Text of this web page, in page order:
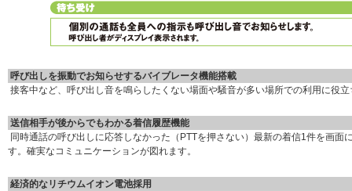
呼び出しを振動でお知らせするバイブレータ機能搭載
接客中など、呼び出し音を鳴らしたくない場面や騒音が多い場所での利用に役立
送信相手が後からでもわかる着信履歴機能
同時通話の呼び出しに応答しなかった（PTTを押さない）最新の着信1件を画面
す。確実なコミュニケーションが図れます。
経済的なリチウムイオン電池採用